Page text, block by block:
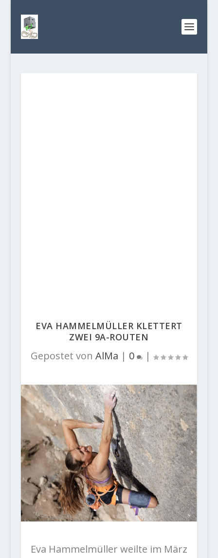
EVA HAMMELMÜLLER KLETTERT
ZWEI 9A-ROUTEN
Gepostet von AlMa | 0 |
Eva Hammelmüller weilte im März